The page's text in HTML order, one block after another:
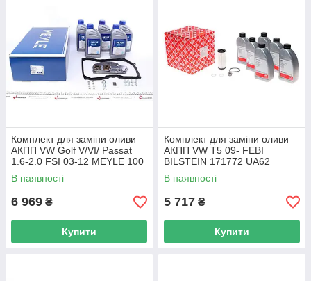
Комплект для заміни оливи
АКПП VW Golf V/VI/ Passat
1.6-2.0 FSI 03-12 MEYLE 100
135 0101 UA62
В наявності
6 969 ₴
Купити
Комплект для заміни оливи
АКПП VW T5 09- FEBI
BILSTEIN 171772 UA62
В наявності
5 717 ₴
Купити